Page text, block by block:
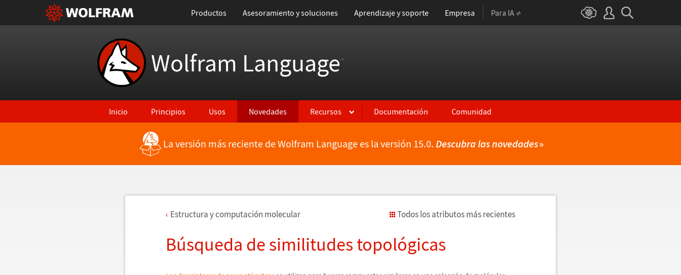
Productos Asesoramiento y soluciones Aprendizaje y soporte Empresa Para IA
Wolfram Language™
Inicio Principios Usos Novedades Recursos Documentación Comunidad
La versión más reciente de Wolfram Language es la versión 15.0. Descubra las novedades»
Estructura y computación molecular Todos los atributos más recientes
Búsqueda de similitudes topológicas